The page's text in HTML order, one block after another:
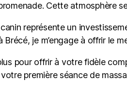
Cette atmosphère
représente un
Brécé, je m’engage à offrir le
pour offrir à votre fidèle
première séance de